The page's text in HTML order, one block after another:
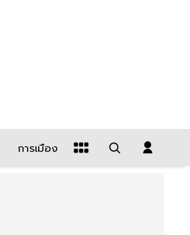
การเมือง